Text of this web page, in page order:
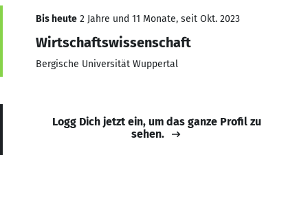
Bis heute 2 Jahre und 11 Monate, seit Okt. 2023
Wirtschaftswissenschaft
Bergische Universität Wuppertal
Logg Dich jetzt ein, um das ganze Profil zu
sehen.